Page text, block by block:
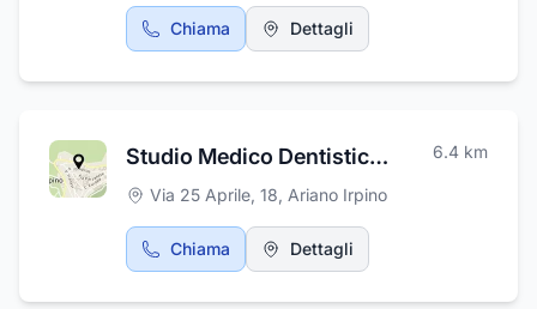
diritto civile, amministrativo, fallimentare,
recupero crediti e coatti, patrocinante in
trasparente e affidabile.
Chiama Dettagli
Studio Medico Dentistico Albanese Raffaele 6.4 km
Via 25 Aprile, 18, Ariano Irpino
Chiama Dettagli